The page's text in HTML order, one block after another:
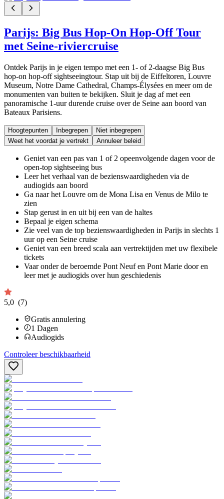
Parijs: Big Bus Hop-On Hop-Off Tour
met Seine-riviercruise
Ontdek Parijs in je eigen tempo met een 1- of 2-daagse Big Bus
hop-on hop-off sightseeingtour. Stap uit bij de Eiffeltoren, Louvre
Museum, Notre Dame Cathedral, Champs-Élysées en meer om de
monumenten van buiten te bekijken. Sluit je dag af met een
panoramische 1-uur durende cruise over de Seine aan boord van
Bateaux Parisiens.
Hoogtepunten Inbegrepen
Niet inbegrepen
Weet het voordat je vertrekt
Annuleer beleid
Geniet van een pas van 1 of 2 opeenvolgende dagen voor de
open-top sightseeing bus
Leer het verhaal van de bezienswaardigheden via de
audiogids aan boord
Ga naar het Louvre om de Mona Lisa en Venus de Milo te
zien
Stap gerust in en uit bij een van de haltes
Bepaal je eigen schema
Zie veel van de top bezienswaardigheden in Parijs in slechts 1
uur op een Seine cruise
Geniet van een breed scala aan vertrektijden met uw flexibele
tickets
Vaar onder de beroemde Pont Neuf en Pont Marie door en
leer met je audiogids over hun geschiedenis
5,0 (7)
Gratis annulering
1 Dagen
Audiogids
Controleer beschikbaarheid